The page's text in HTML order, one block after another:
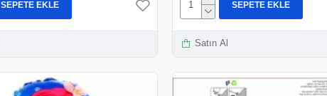
SEPETE EKLE SEPETE EKLE
Satın Al